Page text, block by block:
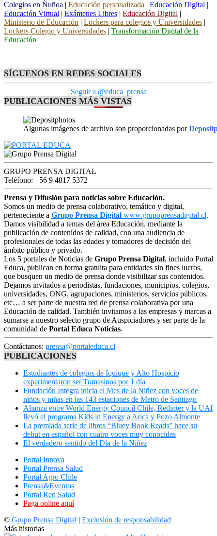
Colegios en Ñuñoa | Educación personalizada | Educación Digital |
Educación Virtual | Exámenes Libres | Educación Digital |
Ministerio de Educación | Lockers para colegios y Universidades |
Lockers Colegio y Universidades | Transformación Digital de la
Educación |
SÍGUENOS EN REDES SOCIALES
Seguir a @educa_prensa
PUBLICACIONES MÁS VISTAS
Algunas imágenes de archivo son proporcionadas por
GRUPO PRENSA DIGITAL
Teléfono: +56 9 4817 5372
Prensa y Difusión para noticias sobre Educación.
Somos un medio de prensa colaborativo, temático y digital,
perteneciente a Grupo Prensa Digital www.grupoprensadigital.cl.
Damos visibilidad a temas del área Educación, mediante la
publicación de contenidos de calidad, con una audiencia de
profesionales de todas las edades y tomadores de decisión del
ámbito público y privado.
Los 5 portales de Noticias de Grupo Prensa Digital, incluido Portal
Educa, publican en forma gratuita para entidades sin fines lucros,
que busquen un medio de prensa donde visibilizar sus contenidos.
Dejamos invitados a periodistas, fundaciones, municipios, colegios,
universidades, ONG, agrupaciones, ministerios, servicios públicos,
etc… a ser parte de nuestra red de prensa colaborativa por una
Educación de calidad. También invitamos a las empresas y marcas a
sumarse a nuestro selecto grupo de Auspiciadores y ser parte de la
comunidad de Portal Educa Noticias.
Contáctanos: prensa@portaleduca.cl
PUBLICACIONES
Estudiantes de colegios de Iquique y Alto Hospicio
experimentaron ser Tomasinos por 1 día
Fundación Integra inicia el Mes de la Niñez con voces de
niños y niñas en las 143 estaciones de Metro de Santiago
Alianza entre World Energy Council Chile, Redinter y la UAI
llevó el programa Kids in Energy a Arica y Pozo Almonte
La premiada serie de libros “Bluey Book Reads” hace su
debut en español con cuatro voces muy conocidas
El verdadero sentido del Día de la Niñez
Portal Innova
Portal Prensa Salud
Portal Agro Chile
Prensa&Eventos
Portal Red Salud
Paga online aquí
© Grupo Prensa Digital | Exclusión de responsabilidad
Más historias